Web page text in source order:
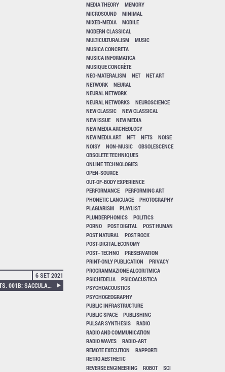
6 SET 2021
XENOLOGICAL ENTANGLEMENTS. 001B: SACCULAR FOUNT
MEDIA THEORY
MEMORY
MICROSOUND
MINIMAL
MIXED-MEDIA
MOBILE
MODERN CLASSICAL
MULTICULTURALISM
MUSIC
MUSICA CONCRETA
MUSICA INFORMATICA
MUSIQUE CONCRÈTE
NEO-MATERALISM
NET
NET ART
NETWORK
NEURAL
NEURAL NETWORK
NEURAL NETWORKS
NEUROSCIENCE
NEW CLASSIC
NEW CLASSICAL
NEW ISSUE
NEW MEDIA
NEW MEDIA ARCHEOLOGY
NEW MEDIA ART
NFT NFTS
NOISE
NOISY
NON-MUSIC
OBSOLESCENCE
OBSOLETE TECHNIQUES
ONLINE TECHNOLOGIES
OPEN-SOURCE
OUT-OF-BODY EXPERIENCE
PERFORMANCE
PERFORMING ART
PHONETIC LANGUAGE
PHOTOGRAPHY
PLAGIARISM
PLAYLIST
PLUNDERPHONICS
POLITICS
PORNO
POST DIGITAL
POST HUMAN
POST NATURAL
POST ROCK
POST-DIGITAL ECONOMY
POST–TECHNO
PRESERVATION
PRINT-ONLY PUBLICATION
PRIVACY
PROGRAMMAZIONE ALGORITMICA
PSICHEDELIA
PSICOACUSTICA
PSYCHOACOUSTICS
PSYCHOGEOGRAPHY
PUBLIC INFRASTRUCTURE
PUBLIC SPACE
PUBLISHING
PULSAR SYNTHESIS
RADIO
RADIO AND COMMUNICATION
RADIO WAVES
RADIO-ART
REMOTE EXECUTION
RAPPORTI
RETRO AESTHETIC
REVERSE ENGINEERING
ROBOT
SCI